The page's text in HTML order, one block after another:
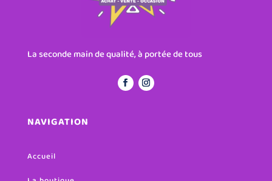
La seconde main de qualité, à portée de tous
NAVIGATION
Accueil